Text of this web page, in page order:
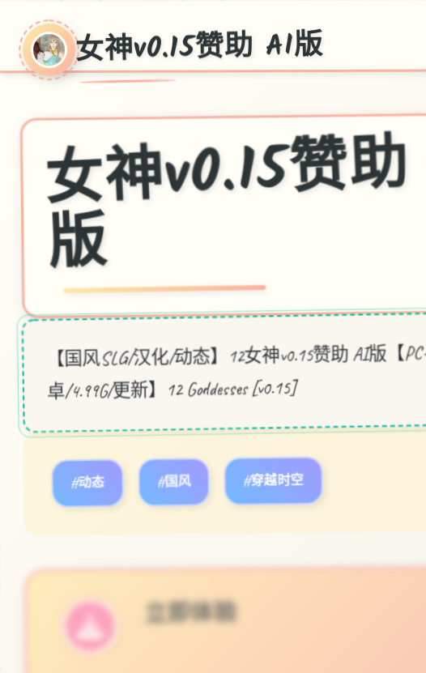
女神v0.15赞助 AI版
神
助
版
【国风SLG/汉化/动态】12女神v0.15赞助 AI版【
卓/4.99G/更新】12 Goddesses [v0.15]
#动态 #国风 #穿越时空
立即体验
♡